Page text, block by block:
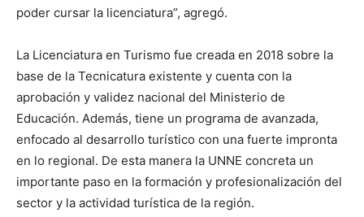
poder cursar la licenciatura”, agregó.
La Licenciatura en Turismo fue creada en 2018 sobre la
base de la Tecnicatura existente y cuenta con la
aprobación y validez nacional del Ministerio de
Educación. Además, tiene un programa de avanzada,
enfocado al desarrollo turístico con una fuerte impronta
en lo regional. De esta manera la UNNE concreta un
importante paso en la formación y profesionalización del
sector y la actividad turística de la región.